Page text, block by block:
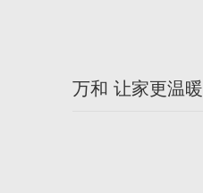
万和 让家更温暖